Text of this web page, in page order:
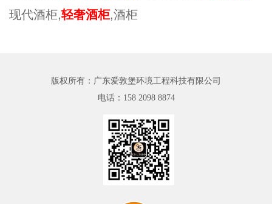
现代酒柜,轻奢酒柜,酒柜
版权所有：广东爱敦堡环境工程科技有限公司
电话： 158 2098 8874